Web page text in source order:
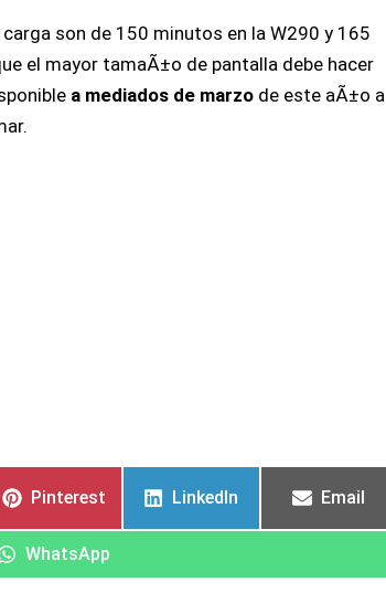
son de 150 minutos en la W290 y 165
el mayor tamaÃ±o de pantalla debe hacer
a mediados de marzode este aÃ±o a
Pinterest LinkedIn Email
WhatsApp